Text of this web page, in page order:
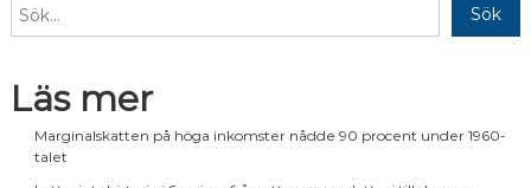
Sök
Läs mer
Marginalskatten på höga inkomster nådde 90 procent under 1960-
talet